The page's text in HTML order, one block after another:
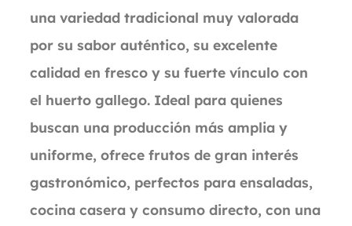
una variedad tradicional muy valorada
por su sabor auténtico, su excelente
calidad en fresco y su fuerte vínculo con
el huerto gallego. Ideal para quienes
buscan una producción más amplia y
uniforme, ofrece frutos de gran interés
gastronómico, perfectos para ensaladas,
cocina casera y consumo directo, con una